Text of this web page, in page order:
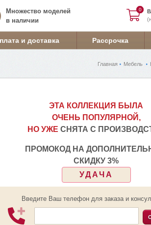
0
0
Множество моделей
в наличии
и доставка Рассрочка
Главная Мебель
ЭТА КОЛЛЕКЦИЯ БЫЛА
ОЧЕНЬ ПОПУЛЯРНОЙ,
НО УЖЕ СНЯТА С
ПРОМОКОД НА
СКИДКУ 3%
УДАЧА
Введите Ваш телефон для заказа и